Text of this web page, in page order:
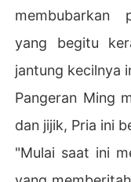
membubarkan
yang begitu
jantung kecilnya
Pangeran Ming
dan jijik, Pria ini
"Mulai saat ini